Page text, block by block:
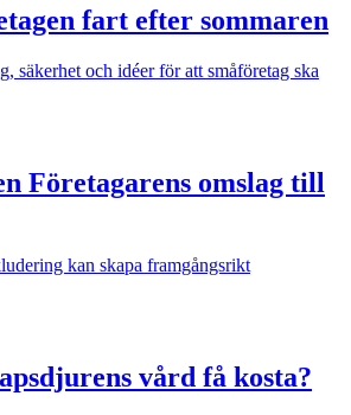
fart efter sommaren
säkerhet och idéer för att småföretag ska
Företagarens omslag till
kan skapa framgångsrikt
vård få kosta?